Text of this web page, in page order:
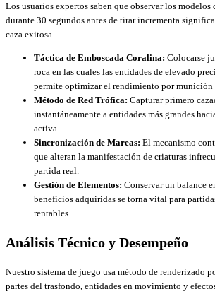
Los usuarios expertos saben que observar los modelos
durante 30 segundos antes de tirar incrementa
caza exitosa.
Táctica de Emboscada Coralina: Colocarse
roca en las cuales las entidades de elevado
permite optimizar el rendimiento por munición
Método de Red Trófica: Capturar primero
instantáneamente a entidades más grandes
activa.
Sincronización de Mareas: El mecanismo
que alteran la manifestación de criaturas
partida real.
Gestión de Elementos: Conservar un balance
beneficios adquiridas se torna vital para
rentables.
Análisis Técnico y Desempeño
Nuestro sistema de juego usa método de renderizado
partes del trasfondo, entidades en movimiento y